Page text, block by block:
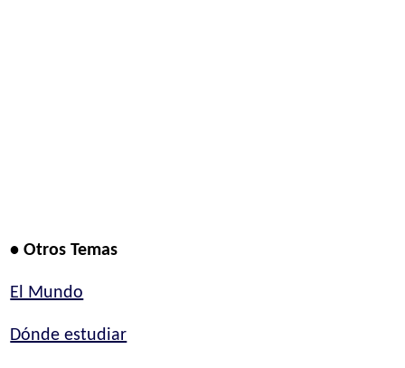
• Otros Temas
El Mundo
Dónde estudiar